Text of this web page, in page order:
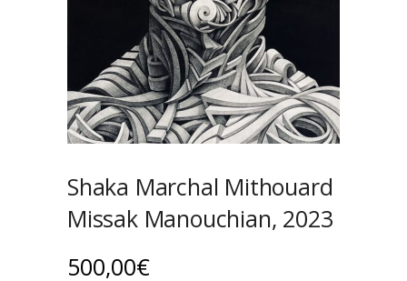
Shaka Marchal Mithouard
Missak Manouchian, 2023
500,00€